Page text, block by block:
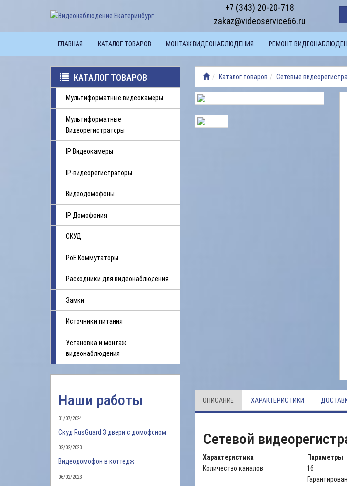
+7 (343) 20-20-718
zakaz@videoservice66.ru
ГЛАВНАЯ КАТАЛОГ ТОВАРОВ МОНТАЖ ВИДЕОНАБЛЮДЕНИЯ РЕМОНТ
КАТАЛОГ ТОВАРОВ
Мультиформатные видеокамеры
Мультиформатные
Видеорегистраторы
IP Видеокамеры
IP-видеорегистраторы
Видеодомофоны
IP Домофония
СКУД
PoE Коммутаторы
Расходники для видеонаблюдения
Замки
Источники питания
Установка и монтаж
видеонаблюдения
Наши работы
31/07/2024
Скуд RusGuard 3 двери с домофоном
02/02/2023
Видеодомофон в коттедж
06/02/2023
Каталог товаров Сетевые
ОПИСАНИЕ ХАРАКТЕРИСТИКИ
Сетевой
Характеристика
Параметры
Количество каналов
16